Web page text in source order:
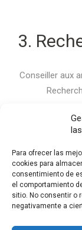
Para ofrecer las
cookies para
consentimiento de
el comportamiento
sitio. No consentir o
negativamente a
3.
Conseiller aux
4.
Saisons et
au maximum
différents